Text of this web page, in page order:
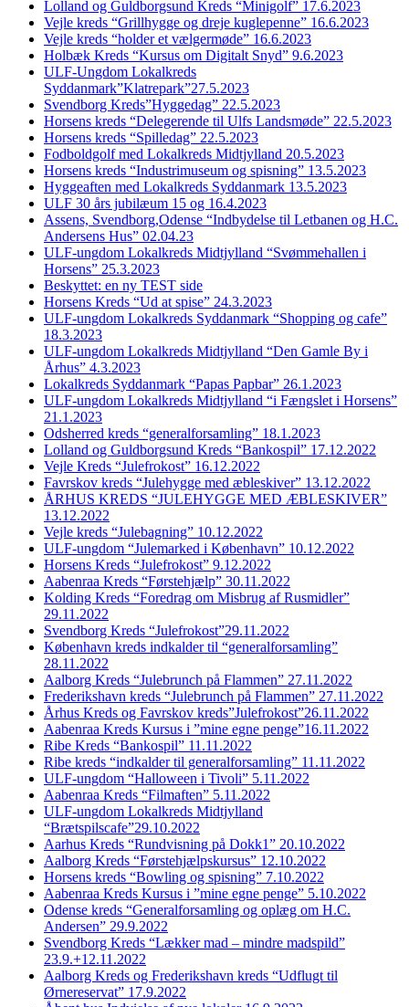
Lolland og Guldborgsund Kreds “Minigolf” 17.6.2023
Vejle kreds “Grillhygge og dreje kuglepenne” 16.6.2023
Vejle kreds “holder et vælgermøde” 16.6.2023
Holbæk Kreds “Kursus om Digitalt Snyd” 9.6.2023
ULF-Ungdom Lokalkreds
Syddanmark”Klatrepark”27.5.2023
Svendborg Kreds”Hyggedag” 22.5.2023
Horsens kreds “Delegerende til Ulfs Landsmøde” 22.5.2023
Horsens kreds “Spilledag” 22.5.2023
Fodboldgolf med Lokalkreds Midtjylland 20.5.2023
Horsens kreds “Industrimuseum og spisning” 13.5.2023
Hyggeaften med Lokalkreds Syddanmark 13.5.2023
ULF 30 års jubilæum 15 og 16.4.2023
Assens, Svendborg,Odense “Indbydelse til Letbanen og H.C.
Andersens Hus” 02.04.23
ULF-ungdom Lokalkreds Midtjylland “Svømmehallen i
Horsens” 25.3.2023
Beskyttet: en ny TEST side
Horsens Kreds “Ud at spise” 24.3.2023
ULF-ungdom Lokalkreds Syddanmark “Shopping og cafe”
18.3.2023
ULF-ungdom Lokalkreds Midtjylland “Den Gamle By i
Århus” 4.3.2023
Lokalkreds Syddanmark “Papas Papbar” 26.1.2023
ULF-ungdom Lokalkreds Midtjylland “i Fængslet i Horsens”
21.1.2023
Odsherred kreds “generalforsamling” 18.1.2023
Lolland og Guldborgsund Kreds “Bankospil” 17.12.2022
Vejle Kreds “Julefrokost” 16.12.2022
Favrskov kreds “Julehygge med æbleskiver” 13.12.2022
ÅRHUS KREDS “JULEHYGGE MED ÆBLESKIVER”
13.12.2022
Vejle kreds “Julebagning” 10.12.2022
ULF-ungdom “Julemarked i København” 10.12.2022
Horsens Kreds “Julefrokost” 9.12.2022
Aabenraa Kreds “Førstehjælp” 30.11.2022
Kolding Kreds “Foredrag om Misbrug af Rusmidler”
29.11.2022
Svendborg Kreds “Julefrokost”29.11.2022
København kreds indkalder til “generalforsamling”
28.11.2022
Aalborg Kreds “Julebrunch på Flammen” 27.11.2022
Frederikshavn kreds “Julebrunch på Flammen” 27.11.2022
Århus Kreds og Favrskov kreds”Julefrokost”26.11.2022
Aabenraa Kreds Kursus i ”mine egne penge”16.11.2022
Ribe Kreds “Bankospil” 11.11.2022
Ribe kreds “indkalder til generalforsamling” 11.11.2022
ULF-ungdom “Halloween i Tivoli” 5.11.2022
Aabenraa Kreds “Filmaften” 5.11.2022
ULF-ungdom Lokalkreds Midtjylland
“Brætspilscafe”29.10.2022
Aarhus Kreds “Rundvisning på Dokk1” 20.10.2022
Aalborg Kreds “Førstehjælpskursus” 12.10.2022
Horsens kreds “Bowling og spisning” 7.10.2022
Aabenraa Kreds Kursus i ”mine egne penge” 5.10.2022
Odense kreds “Generalforsamling og oplæg om H.C.
Andersen” 29.9.2022
Svendborg Kreds “Lækker mad – mindre madspild”
23.9.+12.11.2022
Aalborg Kreds og Frederikshavn kreds “Udflugt til
Ørnereservat” 17.9.2022